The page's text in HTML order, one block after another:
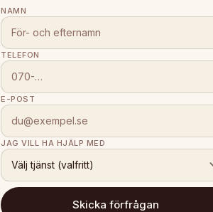
NAMN
TELEFON
E-POST
JAG VILL HA HJÄLP MED
Välj tjänst (valfritt)
Skicka förfrågan